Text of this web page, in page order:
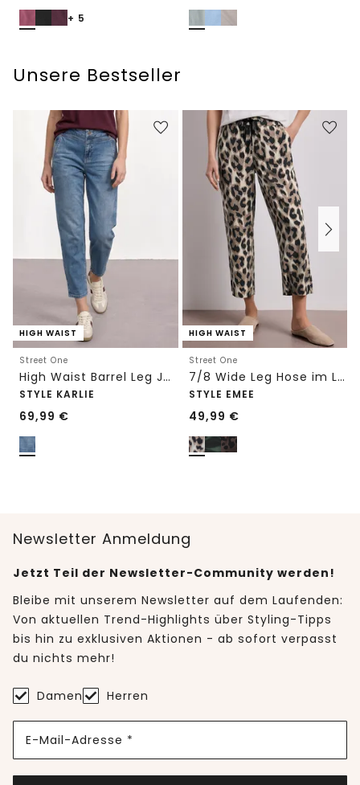
+ 5
Unsere Bestseller
HIGH WAIST
Street One
High Waist Barrel Leg Jeans im Loose Fit
STYLE KARLIE
69,99 €
HIGH WAIST
Street One
7/8 Wide Leg Hose im Loose Fit mit Print
STYLE EMEE
49,99 €
Newsletter Anmeldung
Jetzt Teil der Newsletter-Community werden!
Bleibe mit unserem Newsletter auf dem Laufenden:
Von aktuellen Trend-Highlights über Styling-Tipps
bis hin zu exklusiven Aktionen - ab sofort verpasst
du nichts mehr!
Damen Herren
E-Mail-Adresse *